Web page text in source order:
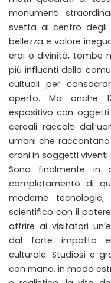
monumenti
svetta al centro degli
bellezza e valore
eroi o divinità, tombe
più influenti della
cultuali per
aperto. Ma anche
espositivo con
cereali raccolti
umani che
crani in soggetti viventi.
Sono finalmente in
completamento di
moderne
scientifico con il
offrire ai visitatori
dal forte impatto
culturale. Studiosi e
con mano, in modo